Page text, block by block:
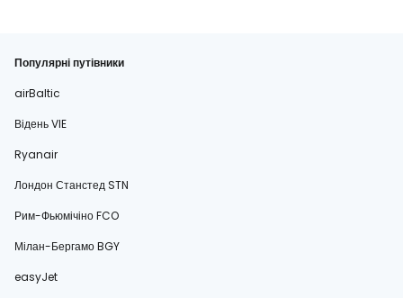
Популярні путівники
airBaltic
Відень VIE
Ryanair
Лондон Станстед STN
Рим-Фьюмічіно FCO
Мілан-Бергамо BGY
easyJet